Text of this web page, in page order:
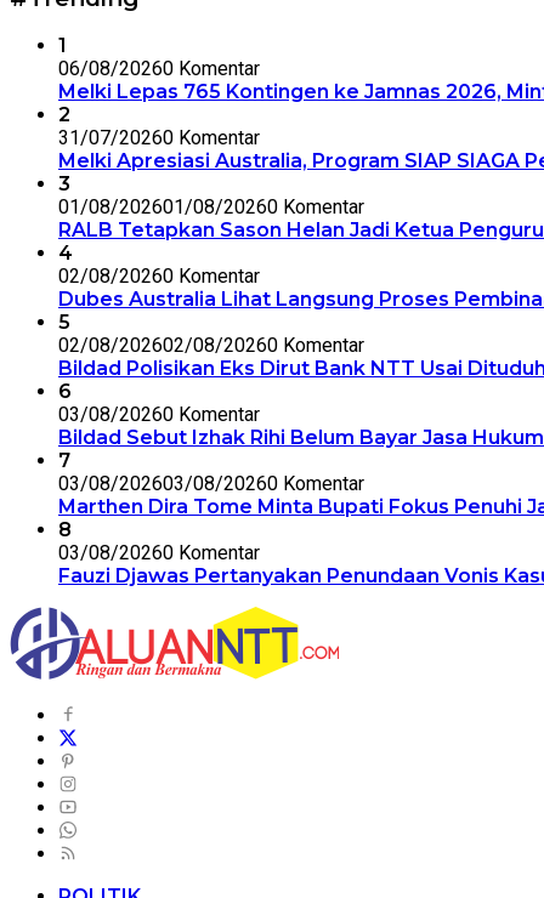
1
06/08/20260 Komentar
Melki Lepas 765 Kontingen ke Jamnas 2026,
2
31/07/20260 Komentar
Melki Apresiasi Australia, Program SIAP SIAGA
3
01/08/202601/08/20260 Komentar
RALB Tetapkan Sason Helan Jadi Ketua
4
02/08/20260 Komentar
Dubes Australia Lihat Langsung Proses
5
02/08/202602/08/20260 Komentar
Bildad Polisikan Eks Dirut Bank NTT Usai
6
03/08/20260 Komentar
Bildad Sebut Izhak Rihi Belum Bayar Jasa
7
03/08/202603/08/20260 Komentar
Marthen Dira Tome Minta Bupati Fokus Penuhi
8
03/08/20260 Komentar
Fauzi Djawas Pertanyakan Penundaan Vonis